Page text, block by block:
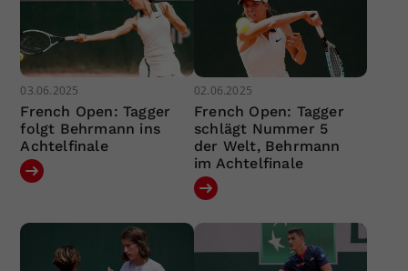
03.06.2025
French Open: Tagger
folgt Behrmann ins
Achtelfinale
02.06.2025
French Open: Tagger
schlägt Nummer 5
der Welt, Behrmann
im Achtelfinale